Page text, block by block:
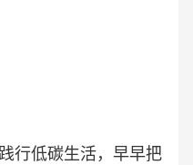
低碳生活，早早把